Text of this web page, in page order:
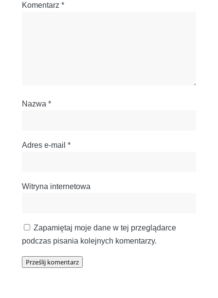
Komentarz *
Nazwa *
Adres e-mail *
Witryna internetowa
Zapamiętaj moje dane w tej przeglądarce
podczas pisania kolejnych komentarzy.
Prześlij komentarz